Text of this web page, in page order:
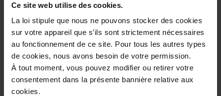
Ce site web utilise des cookies.
La loi stipule que nous ne pouvons stocker des cookies
sur votre appareil que s’ils sont strictement nécessaires
au fonctionnement de ce site. Pour tous les autres types
de cookies, nous avons besoin de votre permission.
À tout moment, vous pouvez modifier ou retirer votre
consentement dans la présente bannière relative aux
cookies.
Gebruiksadvies
Karakteristieken